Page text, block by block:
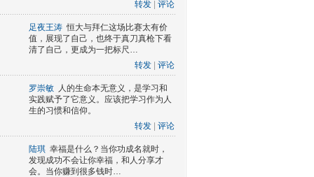
转发
评论
足夜王涛 恒大与拜仁这场比赛太有价
值，展现了自己，也终于真刀真枪下看
清了自己，更成为一把标尺…
转发
评论
罗崇敏 人的生命本无意义，是学习和
实践赋予了它意义。应该把学习作为人
生的习惯和信仰。
转发
评论
陆琪 幸福是什么？当你功成名就时，
发现成功不会让你幸福，和人分享才
会。当你赚到很多钱时…